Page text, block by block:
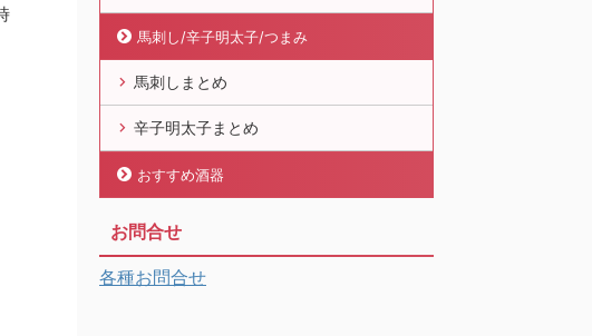
馬刺し/辛子明太子/つまみ
馬刺しまとめ
辛子明太子まとめ
おすすめ酒器
お問合せ
各種お問合せ